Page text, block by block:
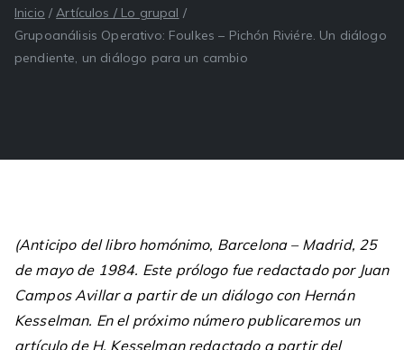
Inicio
Artículos / Lo grupal
Grupoanálisis Operativo: Foulkes – Pichón Riviére. Un diálogo
pendiente, un diálogo para un cambio
(Anticipo del libro homónimo, Barcelona – Madrid, 25
de mayo de 1984. Este prólogo fue redactado por Juan
Campos Avillar a partir de un diálogo con Hernán
Kesselman. En el próximo número publicaremos un
artículo de H. Kesselman redactado a partir del